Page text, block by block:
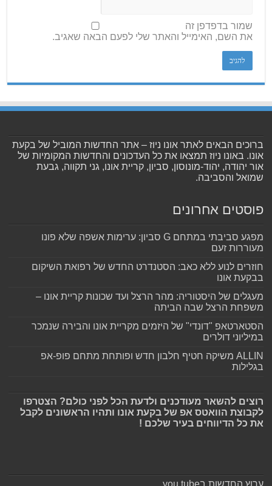
שמור בדפדפן זה
את השם, האימייל והאתר שלי לפעם הבאה שאגיב.
ברוכים הבאים לאתר אונו ניוז – אתר החדשות המוביל של בקעת
אונו. באונו ניוז תמצאו את כל העדכונים והחדשות המקומיות של
אור יהודה, יהוד-מונוסון, סביון, קריית אונו, גני תקווה, גבעת
שמואל והסביבה.
פוסטים אחרונים
מפגע סביבתי במתחם G סביון: ערימות אשפה שלא פונו
מעוררות זעם
חוזרים לנוע ללא כאב: הסטנדרט החדש של רפואת השיקום
בבקעת אונו
מעגלים של היסטוריה: מהר הרצל ועד שכונות קריית אונו –
משפחת הרצל שבה הביתה
הסטארטאפ "דונדי" של היזמים מקריית אונו והבירה שנמכר
במיליוני דולרים
ALLIN משיקה חטיף חלבון חדש ופותחת מתחם פופ-אפ
בגלילות
רוצים להשאר מעודכנים ולדעת הכל לפני כולם? הצטרפו
לקבוצת הוואטס אפ של בקעת אונו ותהיו הראשונים לקבל
את כל הדיווחים בעיר שלכם !